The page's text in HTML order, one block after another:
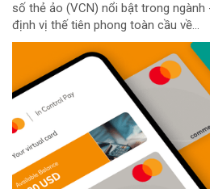
số thẻ ảo (VCN) nổi bật trong
định vị thế tiên phong toàn cầu về...